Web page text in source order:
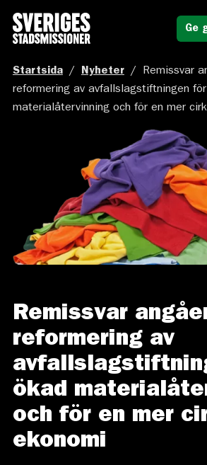
Ge
Startsida / Nyheter /
Remissvar
reformering av avfallslagstiftningen
materialåtervinning och för en mer
Remissvar
reformering av
ökad
och för en mer
ekonomi